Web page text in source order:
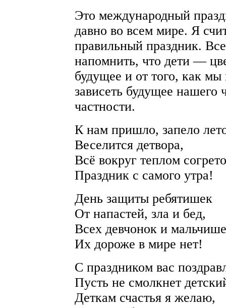
Это международный
давно во всем мире. Я
правильный праздник.
напомнить, что дети —
будущее и от того, как мы
зависеть будущее нашего
частности.
К нам пришло, запело
Веселится детвора,
Всё вокруг теплом
Праздник с самого утра!
День защиты ребятишек
От напастей, зла и бед,
Всех девчонок и
Их дороже в мире нет!
С праздником вас
Пусть не смолкнет
Деткам счастья я желаю,